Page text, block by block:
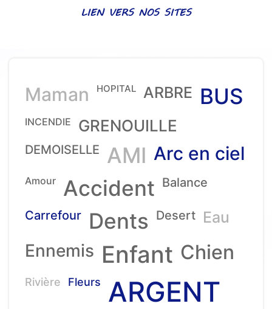
LIEN VERS NOS SITES
Maman HOPITAL ARBRE BUS
INCENDIE GRENOUILLE
DEMOISELLE AMI Arc en ciel
Amour Accident Balance
Carrefour Dents Desert Eau
Ennemis Enfant Chien
Rivière Fleurs ARGENT